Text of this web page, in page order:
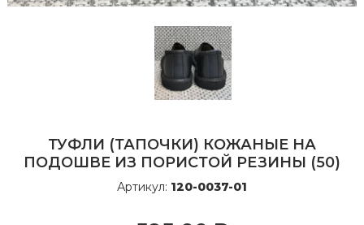
ТУФЛИ (ТАПОЧКИ) КОЖАНЫЕ НА
ПОДОШВЕ ИЗ ПОРИСТОЙ РЕЗИНЫ (50)
Артикул: 120-0037-01